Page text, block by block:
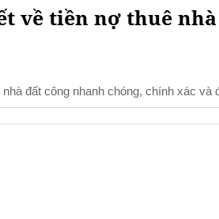
về tiền nợ thuê
đất công nhanh chóng, chính xác và